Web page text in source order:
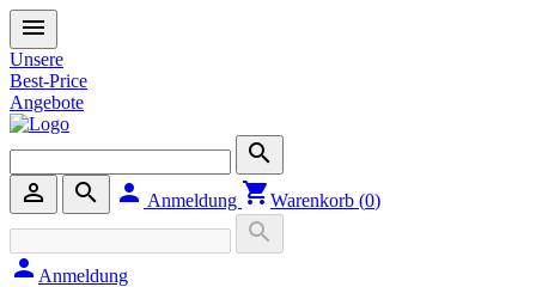
menu
Unsere
Best-Price
Angebote
search
person_outline
search person Anmeldung shopping_cartWarenkorb (0)
search
person Anmeldung